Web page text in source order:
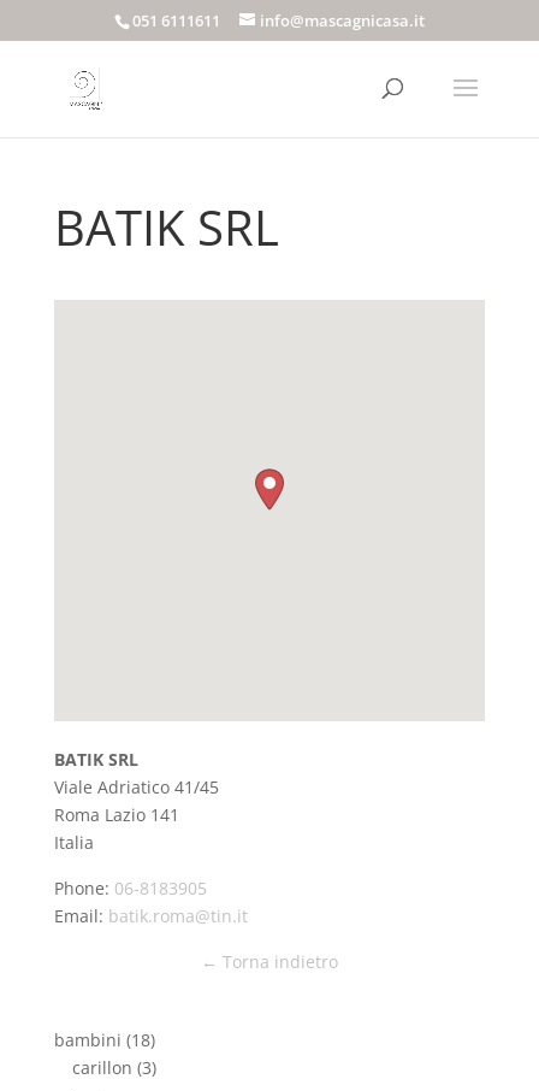
051 6111611 info@mascagnicasa.it
BATIK SRL
BATIK SRL
Viale Adriatico 41/45
Roma Lazio 141
Italia
Phone: 06-8183905
Email: batik.roma@tin.it
← Torna indietro
bambini (18)
carillon (3)